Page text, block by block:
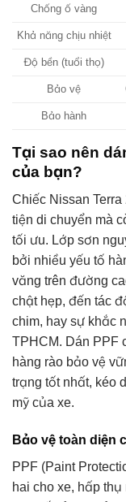
Chống ố vàng
Khả năng chịu nhiệt
Độ bền (tuổi thọ)
Bảo vệ
Bảo hành
Tại sao nên
của bạn?
Chiếc Nissan
tiện di chuyển mà
tối ưu. Lớp sơn
bởi nhiều yếu tố
văng trên đường
chật hẹp, đến tác
chim, hay sự khắc
TPHCM. Dán PPF
hàng rào bảo vệ
trạng tốt nhất, kéo
mỹ của xe.
Bảo vệ toàn diện
PPF (Paint
hai cho xe, hấp